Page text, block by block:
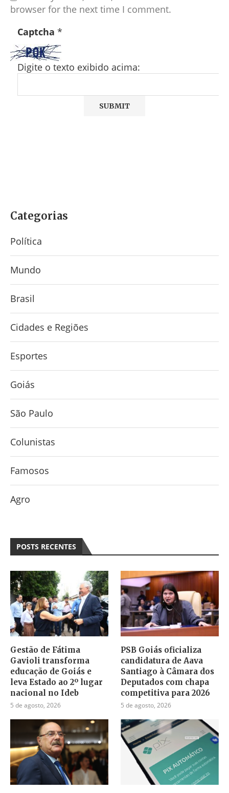
browser for the next time I comment.
Captcha *
Digite o texto exibido acima:
Categorias
Política
Mundo
Brasil
Cidades e Regiões
Esportes
Goiás
São Paulo
Colunistas
Famosos
Agro
POSTS RECENTES
Gestão de Fátima
Gavioli transforma
educação de Goiás e
leva Estado ao 2º lugar
nacional no Ideb
5 de agosto, 2026
PSB Goiás oficializa
candidatura de Aava
Santiago à Câmara dos
Deputados com chapa
competitiva para 2026
5 de agosto, 2026